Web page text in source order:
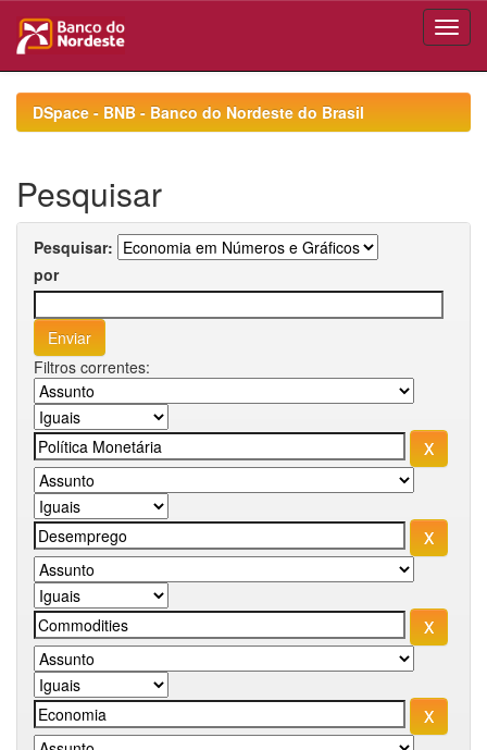
navigationDSpace - BNB - Banco do Nordeste do Brasil
Pesquisar
Pesquisar:
por
Filtros correntes: